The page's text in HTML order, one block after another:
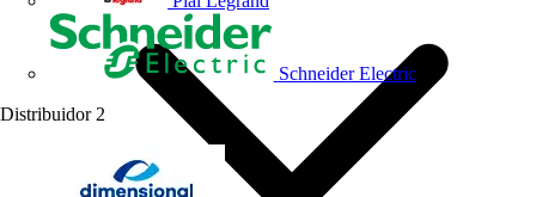
Schneider Electric
Distribuidor 2